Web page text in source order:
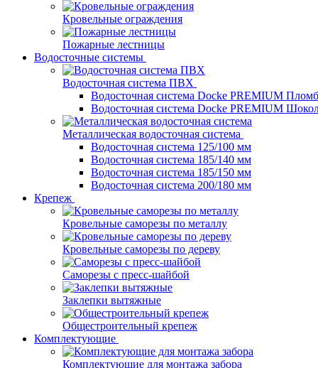
Кровельные ограждения
Пожарные лестницы
Водосточные системы
Водосточная система ПВХ
Водосточная система Docke PREMIUM
Водосточная система Docke PREMIUM
Металлическая водосточная система
Водосточная система 125/100 мм
Водосточная система 185/140 мм
Водосточная система 185/150 мм
Водосточная система 200/180 мм
Крепеж
Кровельные саморезы по металлу
Кровельные саморезы по дереву
Саморезы с пресс-шайбой
Заклепки вытяжные
Общестроительный крепеж
Комплектующие
Комплектующие для монтажа забора